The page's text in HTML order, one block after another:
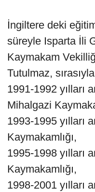
İngiltere deki
süreyle Isparta İli
Kaymakam
Tutulmaz,
1991-1992 yılları
Mihalgazi
1993-1995 yılları
Kaymakamlığı,
1995-1998 yılları
Kaymakamlığı,
1998-2001 yılları